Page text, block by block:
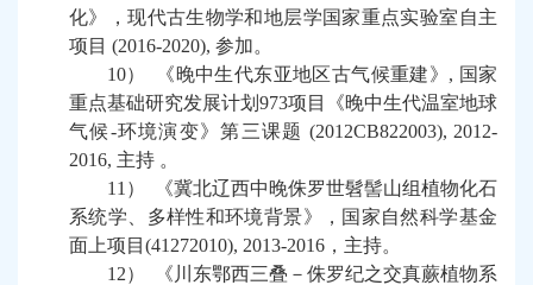
化》，现代古生物学和地层学国家重点实验室自主
项目 (2016-2020), 参加。
10）
《晚中生代东亚地区古气候重建》 , 国家
重点基础研究发展计划 973项目《晚中生代温室地球
气候-环境演变》第三课题 (2012CB822003), 2012-
2016, 主持 。
11）
《冀北辽西中晚侏罗世髫髻山组植物化石
系统学、多样性和环境背景》，国家自然科学基金
面上项目 (41272010), 2013-2016 ， 主持。
12）
《川东鄂西三叠－侏罗纪之交真蕨植物系